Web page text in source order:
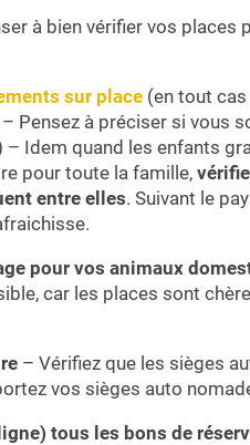
à bien vérifier vos places
sur place (en tout
Pensez à préciser si vous
– Idem quand les enfants
pour toute la famille,
entre elles. Suivant le
pour vos animaux
car les places sont
– Vérifiez que les sièges
vos sièges auto
tous les bons de